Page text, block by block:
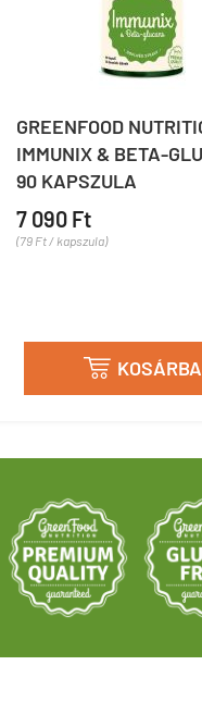
GREENFOOD
IMMUNIX & BETA-
90 KAPSZULA
7 090 Ft
(79 Ft / kapszula)
 KOSÁRBA